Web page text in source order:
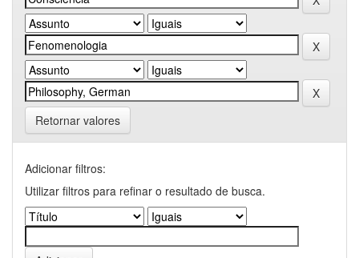
Retornar valores
Adicionar filtros:
Utilizar filtros para refinar o resultado de busca.